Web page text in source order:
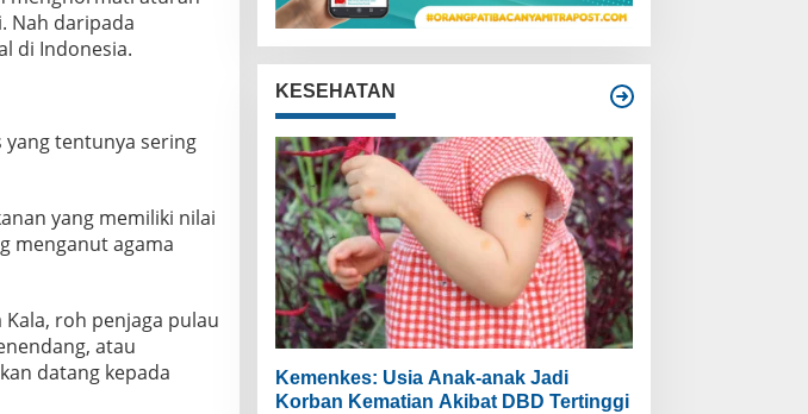
Nah daripada
di Indonesia.
tentunya sering
yang memiliki nilai
menganut agama
roh penjaga pulau
atau
datang kepada
KESEHATAN
Kemenkes: Usia Anak-anak Jadi
Korban Kematian Akibat DBD Tertinggi